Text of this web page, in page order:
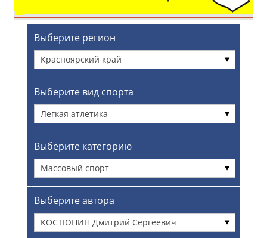
Выберите регион
Красноярский край
Выберите вид спорта
Легкая атлетика
Выберите категорию
Массовый спорт
Выберите автора
КОСТЮНИН Дмитрий Сергеевич